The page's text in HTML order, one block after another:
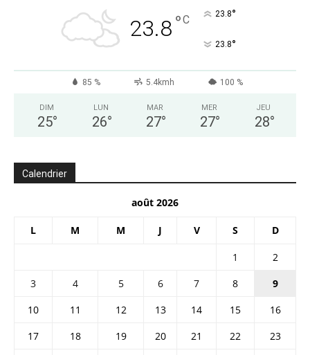
23.8°C 23.8°
23.8°
85 % 5.4kmh 100 %
DIM
25°
LUN
26°
MAR
27°
MER
27°
JEU
28°
Calendrier
août 2026
L M M J V S D
1
2
3
4 5 6 7 8
9
10
11 12 13 14 15
16
17
18 19 20 21 22
23